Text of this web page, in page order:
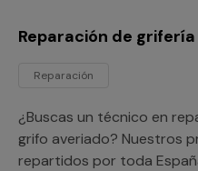
Reparación de grifería
Reparación
¿Buscas un técnico en
grifo averiado? Nuestros
repartidos por toda